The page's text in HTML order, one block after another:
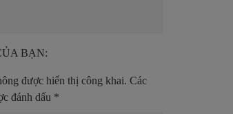
BẠN:
được hiển thị công khai. Các
đánh dấu *